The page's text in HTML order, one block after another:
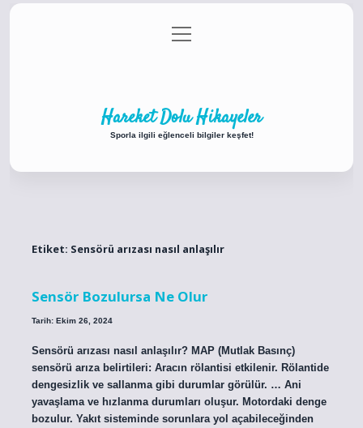
Gizlilik Politikası
menüyü
aç
Hareket Dolu Hikayeler
Sporla ilgili eğlenceli bilgiler keşfet!
Etiket: Sensörü arızası nasıl anlaşılır
Sensör Bozulursa Ne Olur
Tarih: Ekim 26, 2024
Sensörü arızası nasıl anlaşılır? MAP (Mutlak Basınç)
sensörü arıza belirtileri: Aracın rölantisi etkilenir. Rölantide
dengesizlik ve sallanma gibi durumlar görülür. … Ani
yavaşlama ve hızlanma durumları oluşur. Motordaki denge
bozulur. Yakıt sisteminde sorunlara yol açabileceğinden